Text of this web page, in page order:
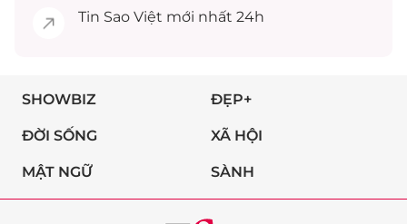
Tin Sao Việt mới nhất 24h
SHOWBIZ ĐẸP+
ĐỜI SỐNG XÃ HỘI
MẬT NGỮ SÀNH